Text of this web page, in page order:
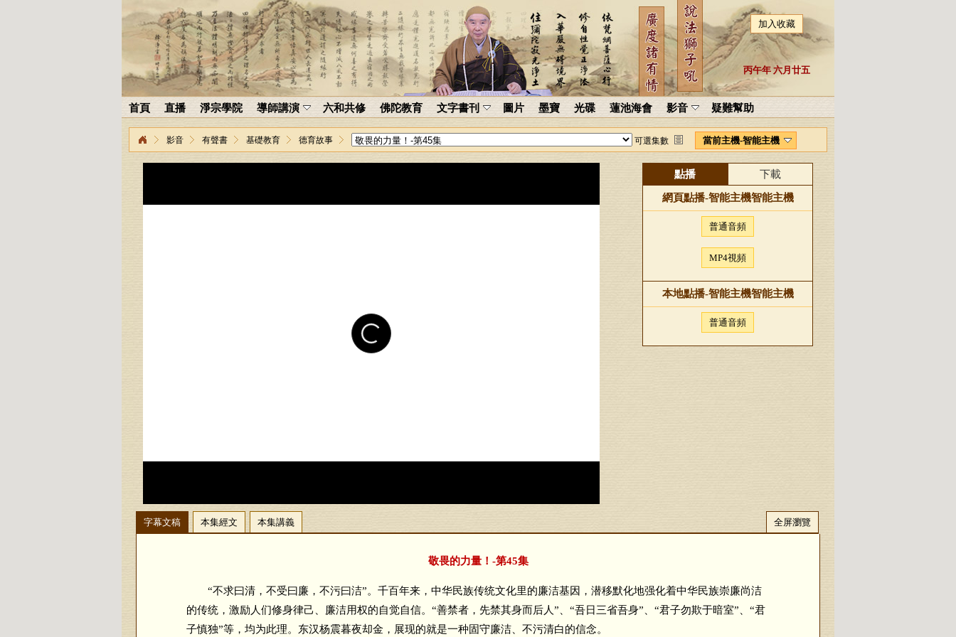
加入收藏
丙午年 六月廿五
首頁 直播 淨宗學院 導師講演 六和共修 佛陀教育 文字書刊 圖片 墨寶 光碟 蓮池海會 影音 疑難幫助
影音 有聲書 基礎教育 德育故事 可選集數 當前主機-智能主機
點播 下載
網頁點播-智能主機智能主機
普通音頻
MP4視頻
本地點播-智能主機智能主機
普通音頻
字幕文稿 本集經文 本集講義 全屏瀏覽
敬畏的力量！-第45集
“不求曰清，不受曰廉，不污曰洁”。千百年来，中华民族传统文化里的廉洁基因，潜移默化地强化着中华民族崇廉尚洁
的传统，激励人们修身律己、廉洁用权的自觉自信。“善禁者，先禁其身而后人”、“吾日三省吾身”、“君子勿欺于暗室”、“君
子慎独”等，均为此理。东汉杨震暮夜却金，展现的就是一种固守廉洁、不污清白的信念。